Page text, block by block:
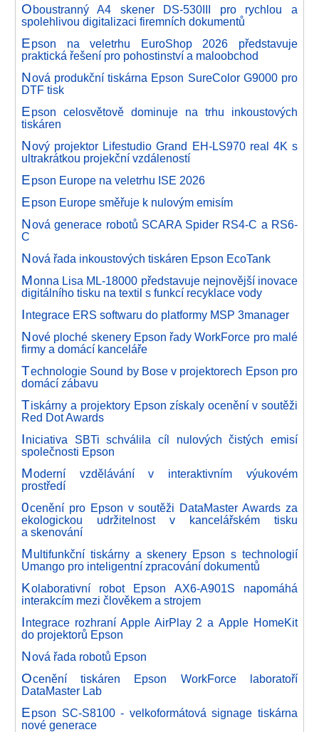
Oboustranný A4 skener DS-530III pro rychlou a
spolehlivou digitalizaci firemních dokumentů
Epson na veletrhu EuroShop 2026 představuje
praktická řešení pro pohostinství a maloobchod
Nová produkční tiskárna Epson SureColor G9000 pro
DTF tisk
Epson celosvětově dominuje na trhu inkoustových
tiskáren
Nový projektor Lifestudio Grand EH-LS970 real 4K s
ultrakrátkou projekční vzdáleností
Epson Europe na veletrhu ISE 2026
Epson Europe směřuje k nulovým emisím
Nová generace robotů SCARA Spider RS4-C a RS6-
C
Nová řada inkoustových tiskáren Epson EcoTank
Monna Lisa ML-18000 představuje nejnovější inovace
digitálního tisku na textil s funkcí recyklace vody
Integrace ERS softwaru do platformy MSP 3manager
Nové ploché skenery Epson řady WorkForce pro malé
firmy a domácí kanceláře
Technologie Sound by Bose v projektorech Epson pro
domácí zábavu
Tiskárny a projektory Epson získaly ocenění v soutěži
Red Dot Awards
Iniciativa SBTi schválila cíl nulových čistých emisí
společnosti Epson
Moderní vzdělávání v interaktivním výukovém
prostředí
0cenění pro Epson v soutěži DataMaster Awards za
ekologickou udržitelnost v kancelářském tisku
a skenování
Multifunkční tiskárny a skenery Epson s technologií
Umango pro inteligentní zpracování dokumentů
Kolaborativní robot Epson AX6-A901S napomáhá
interakcím mezi člověkem a strojem
Integrace rozhraní Apple AirPlay 2 a Apple HomeKit
do projektorů Epson
Nová řada robotů Epson
Ocenění tiskáren Epson WorkForce laboratoří
DataMaster Lab
Epson SC-S8100 - velkoformátová signage tiskárna
nové generace